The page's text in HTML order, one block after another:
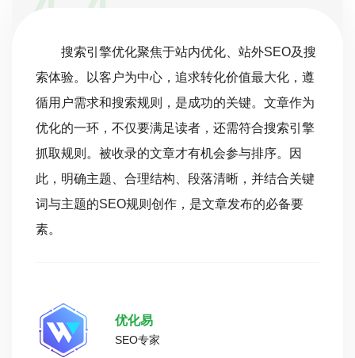
搜索引擎优化聚焦于站内优化、站外SEO及搜
索体验。以客户为中心，追求转化价值最大化，遵
循用户需求和搜索规则，是成功的关键。文章作为
优化的一环，不仅要满足读者，还需符合搜索引擎
抓取规则。被收录的文章才有机会参与排序。因
此，明确主题、合理结构、段落清晰，并结合关键
词与主题的SEO规则创作，是文章发布的必备要
素。
优化易
SEO专家